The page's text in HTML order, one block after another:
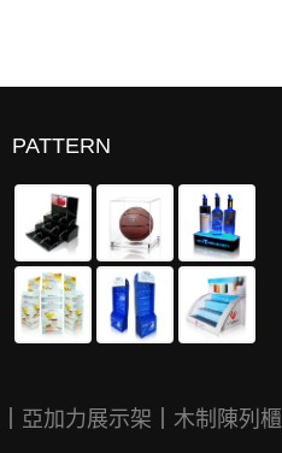
PATTERN
亞加力展示架 木制陳列櫃